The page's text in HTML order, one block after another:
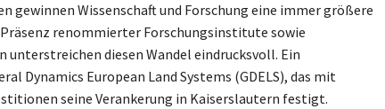
gewinnen Wissenschaft und Forschung eine immer größere
renommierter Forschungsinstitute sowie
unterstreichen diesen Wandel eindrucksvoll. Ein
Dynamics European Land Systems (GDELS), das mit
seine Verankerung in Kaiserslautern festigt.